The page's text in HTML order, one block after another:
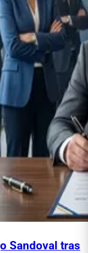
Sandoval tras